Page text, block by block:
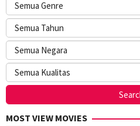
MOST VIEW MOVIES